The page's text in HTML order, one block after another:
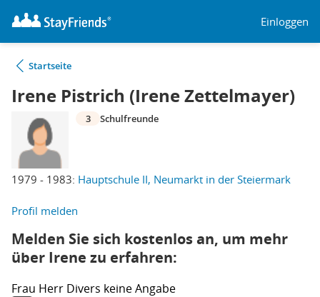
Einloggen
Startseite
Irene Pistrich (Irene Zettelmayer)
1979 - 1983: Hauptschule II, Neumarkt in der Steiermark
3 Schulfreunde
Profil melden
Melden Sie sich kostenlos an, um mehr
über Irene zu erfahren:
Frau Herr Divers keine Angabe